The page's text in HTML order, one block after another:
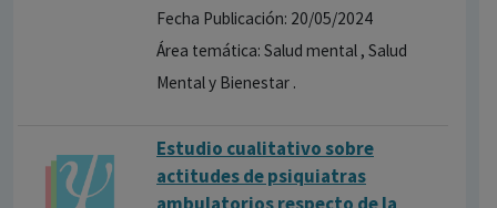
Fecha Publicación: 20/05/2024
Área temática: Salud mental , Salud
Mental y Bienestar .
Estudio cualitativo sobre
actitudes de psiquiatras